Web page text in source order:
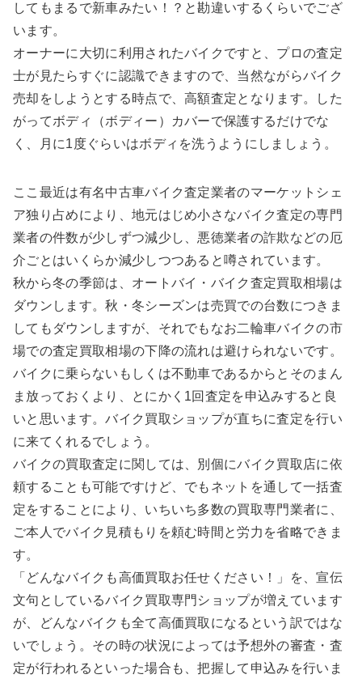
してもまるで新車みたい！？と勘違いするくらいでござ
います。
オーナーに大切に利用されたバイクですと、プロの査定
士が見たらすぐに認識できますので、当然ながらバイク
売却をしようとする時点で、高額査定となります。した
がってボディ（ボディー）カバーで保護するだけでな
く、月に1度ぐらいはボディを洗うようにしましょう。
ここ最近は有名中古車バイク査定業者のマーケットシェ
ア独り占めにより、地元はじめ小さなバイク査定の専門
業者の件数が少しずつ減少し、悪徳業者の詐欺などの厄
介ごとはいくらか減少しつつあると噂されています。
秋から冬の季節は、オートバイ・バイク査定買取相場は
ダウンします。秋・冬シーズンは売買での台数につきま
してもダウンしますが、それでもなお二輪車バイクの市
場での査定買取相場の下降の流れは避けられないです。
バイクに乗らないもしくは不動車であるからとそのまん
ま放っておくより、とにかく1回査定を申込みすると良
いと思います。バイク買取ショップが直ちに査定を行い
に来てくれるでしょう。
バイクの買取査定に関しては、別個にバイク買取店に依
頼することも可能ですけど、でもネットを通して一括査
定をすることにより、いちいち多数の買取専門業者に、
ご本人でバイク見積もりを頼む時間と労力を省略できま
す。
「どんなバイクも高価買取お任せください！」を、宣伝
文句としているバイク買取専門ショップが増えています
が、どんなバイクも全て高価買取になるという訳ではな
いでしょう。その時の状況によっては予想外の審査・査
定が行われるといった場合も、把握して申込みを行いま